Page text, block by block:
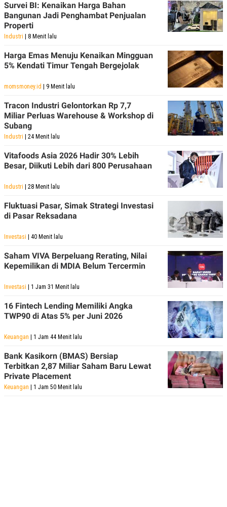
M
E
D
I
A
I
D
SITEMAP PROFILE
TERM
OF
USE
PEDOMAN
PEMBERITAAN
PRIVACY
POLICY
Survei BI: Kenaikan Harga Bahan
Bangunan Jadi Penghambat Penjualan
Properti
Industri | 8 Menit lalu
Harga Emas Menuju Kenaikan Mingguan
5% Kendati Timur Tengah Bergejolak
momsmoney.id | 9 Menit lalu
Tracon Industri Gelontorkan Rp 7,7
Miliar Perluas Warehouse & Workshop di
Subang
Industri | 24 Menit lalu
Vitafoods Asia 2026 Hadir 30% Lebih
Besar, Diikuti Lebih dari 800 Perusahaan
Industri | 28 Menit lalu
Fluktuasi Pasar, Simak Strategi Investasi
di Pasar Reksadana
Investasi | 40 Menit lalu
Saham VIVA Berpeluang Rerating, Nilai
Kepemilikan di MDIA Belum Tercermin
Investasi | 1 Jam 31 Menit lalu
16 Fintech Lending Memiliki Angka
TWP90 di Atas 5% per Juni 2026
Keuangan | 1 Jam 44 Menit lalu
Bank Kasikorn (BMAS) Bersiap
Terbitkan 2,87 Miliar Saham Baru Lewat
Private Placement
Keuangan | 1 Jam 50 Menit lalu